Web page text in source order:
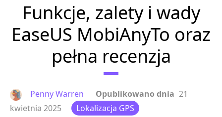
Funkcje, zalety i wady
EaseUS MobiAnyTo oraz
pełna recenzja
Penny Warren Opublikowano dnia 21
kwietnia 2025
Lokalizacja GPS